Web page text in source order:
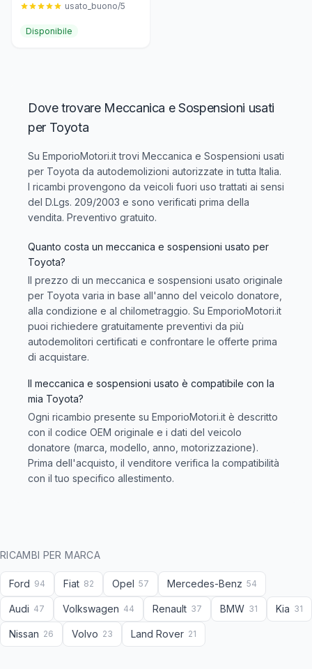
usato_buono/5
Disponibile
Dove trovare Meccanica e Sospensioni usati
per Toyota
Su EmporioMotori.it trovi Meccanica e Sospensioni usati
per Toyota da autodemolizioni autorizzate in tutta Italia.
I ricambi provengono da veicoli fuori uso trattati ai sensi
del D.Lgs. 209/2003 e sono verificati prima della
vendita. Preventivo gratuito.
Quanto costa un meccanica e sospensioni usato per
Toyota?
Il prezzo di un meccanica e sospensioni usato originale
per Toyota varia in base all'anno del veicolo donatore,
alla condizione e al chilometraggio. Su EmporioMotori.it
puoi richiedere gratuitamente preventivi da più
autodemolitori certificati e confrontare le offerte prima
di acquistare.
Il meccanica e sospensioni usato è compatibile con la
mia Toyota?
Ogni ricambio presente su EmporioMotori.it è descritto
con il codice OEM originale e i dati del veicolo
donatore (marca, modello, anno, motorizzazione).
Prima dell'acquisto, il venditore verifica la compatibilità
con il tuo specifico allestimento.
RICAMBI PER MARCA
Ford 94 Fiat 82 Opel 57 Mercedes-Benz 54
Audi 47 Volkswagen 44 Renault 37 BMW 31 Kia 31
Nissan 26 Volvo 23 Land Rover 21